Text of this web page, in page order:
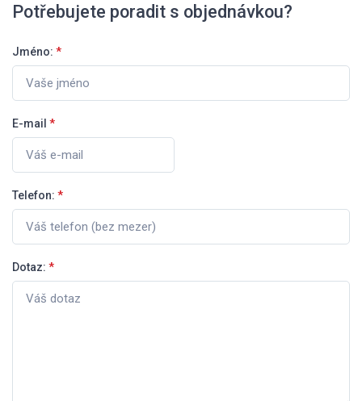
Potřebujete poradit s objednávkou?
Jméno: *
E-mail *
Telefon: *
Dotaz: *